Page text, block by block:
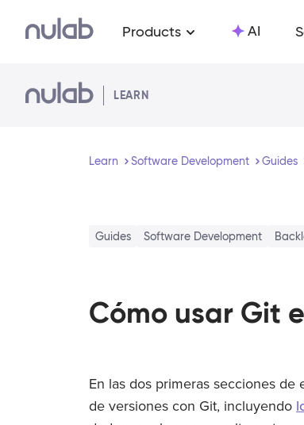
Products AI
LEARN
Learn Software Development Guides
Guides Software Development
Cómo usar Git
En las dos primeras secciones
de versiones con Git, incluyendo